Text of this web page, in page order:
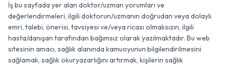
İş bu sayfada yer alan doktor/uzman yorumları ve
değerlendirmeleri, ilgili doktorun/uzmanın doğrudan veya dolaylı
emri, talebi, önerisi, tavsiyesi ve/veya ricası olmaksızın, ilgili
hasta/danışan tarafından bağımsız olarak yazılmaktadır. Bu web
sitesinin amacı, sağlık alanında kamuoyunun bilgilendirilmesini
sağlamak, sağlık okuryazarlığını artırmak, kişilerin sağlık